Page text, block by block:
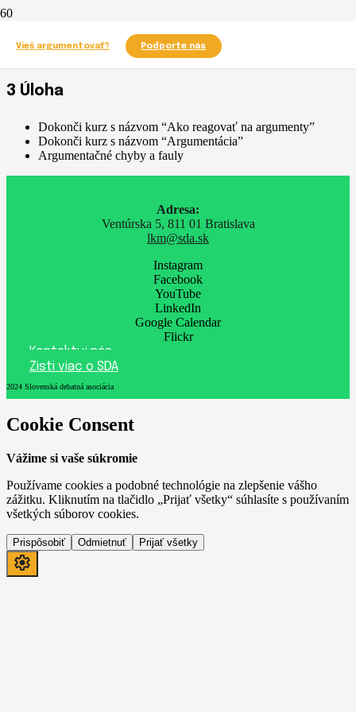
Vieš argumentovať? Podporte nás
Každý niekde začínal. Staň sa argumentačným učňom a vyskúšaj si
jeden kurz týkajúci sa argumentácie!
3 Úloha
Dokonči kurz s názvom “Ako reagovať na argumenty”
Dokonči kurz s názvom “Argumentácia”
Argumentačné chyby a fauly
Adresa:
Ventúrska 5, 811 01 Bratislava
lkm@sda.sk
Instagram
Facebook
YouTube
LinkedIn
Google Calendar
Flickr
Kontaktuj nás
Zisti viac o SDA
2024 Slovenská debatná asociácia